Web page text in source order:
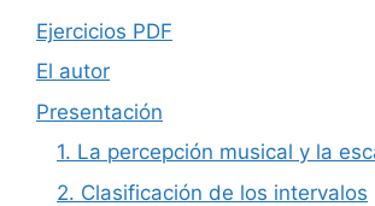
Ejercicios PDF
El autor
Presentación
1. La percepción musical y la
2. Clasificación de los intervalos